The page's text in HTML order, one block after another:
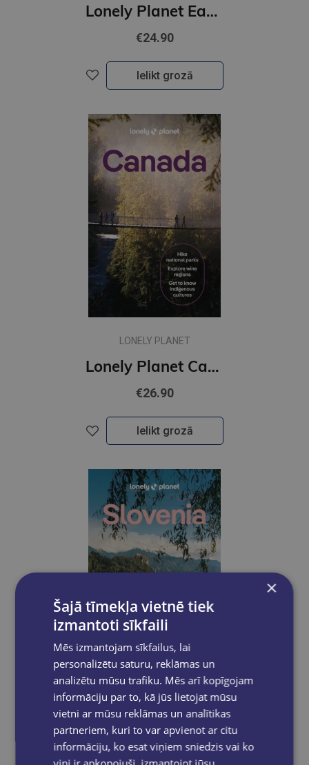
Lonely Planet Eastern Europe : Plan the Trip of a Lifetime | Detailed Itineraries & Maps
€24.90
Ielikt grozā
LONELY PLANET
Lonely Planet Canada
€26.90
Ielikt grozā
LONELY PLANET
Lonely Planet Slovenia
€22.90
×
Šajā tīmekļa vietnē tiek
izmantoti sīkfaili
Mēs izmantojam sīkfailus, lai
personalizētu saturu, reklāmas un
analizētu mūsu trafiku. Mēs arī kopīgojam
informāciju par to, kā jūs lietojat mūsu
vietni ar mūsu reklāmas un analītikas
partneriem, kuri to var apvienot ar citu
informāciju, ko esat viņiem sniedzis vai ko